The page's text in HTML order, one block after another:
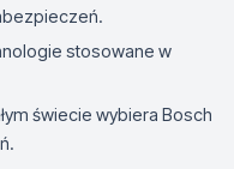
stosowane w
świecie wybiera Bosch